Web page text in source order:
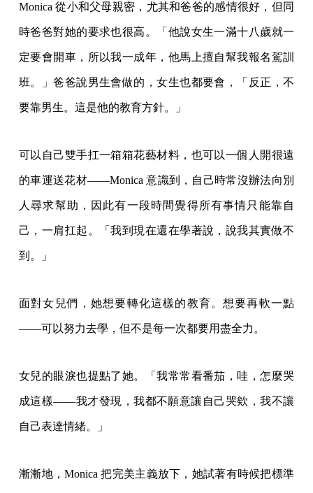
Monica 從小和父母親密，尤其和爸爸的感情很好，但同
時爸爸對她的要求也很高。「他說女生一滿十八歲就一
定要會開車，所以我一成年，他馬上擅自幫我報名駕訓
班。」爸爸說男生會做的，女生也都要會，「反正，不
要靠男生。這是他的教育方針。」
可以自己雙手扛一箱箱花藝材料，也可以一個人開很遠
的車運送花材——Monica 意識到，自己時常沒辦法向別
人尋求幫助，因此有一段時間覺得所有事情只能靠自
己，一肩扛起。「我到現在還在學著說，說我其實做不
到。」
面對女兒們，她想要轉化這樣的教育。想要再軟一點
——可以努力去學，但不是每一次都要用盡全力。
女兒的眼淚也提點了她。「我常常看番茄，哇，怎麼哭
成這樣——我才發現，我都不願意讓自己哭欸，我不讓
自己表達情緒。」
漸漸地，Monica 把完美主義放下，她試著有時候把標準